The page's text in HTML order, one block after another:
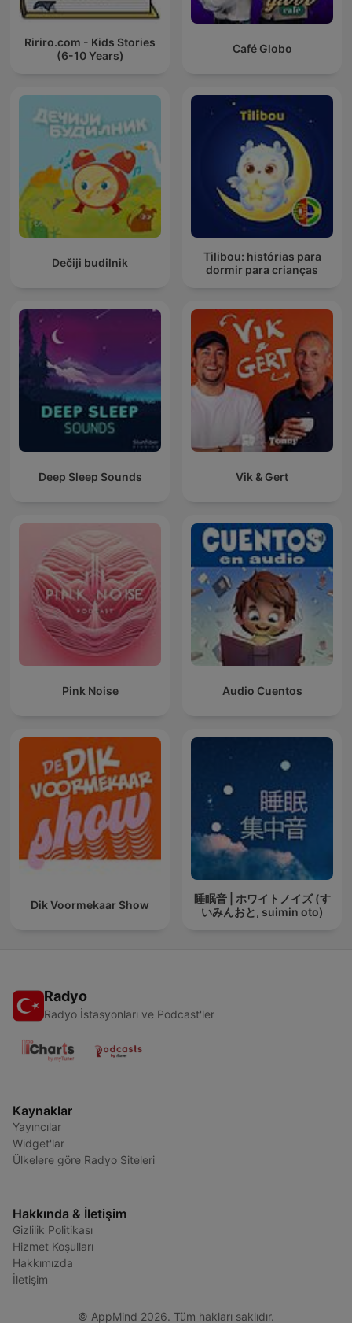
Ririro.com - Kids Stories
(6-10 Years)
Café Globo
Dečiji budilnik
Tilibou: histórias para
dormir para crianças
Deep Sleep Sounds Vik & Gert
Pink Noise Audio Cuentos
Dik Voormekaar Show
睡眠音 | ホワイトノイズ (す
いみんおと, suimin oto)
Radyo
Radyo İstasyonları ve Podcast'ler
Kaynaklar
Yayıncılar
Widget'lar
Ülkelere göre Radyo Siteleri
Hakkında & İletişim
Gizlilik Politikası
Hizmet Koşulları
Hakkımızda
İletişim
© AppMind 2026. Tüm hakları saklıdır.